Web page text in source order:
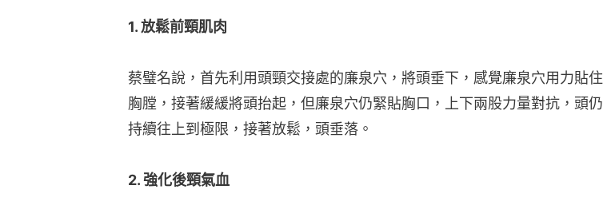
1. 放鬆前頸肌肉
蔡璧名說，首先利用頭頸交接處的廉泉穴，將頭垂下，感覺廉泉穴用力貼住
胸膛，接著緩緩將頭抬起，但廉泉穴仍緊貼胸口，上下兩股力量對抗，頭仍
持續往上到極限，接著放鬆，頭垂落。
2. 強化後頸氣血